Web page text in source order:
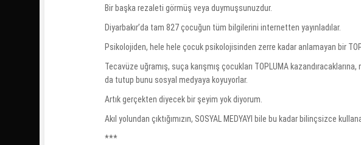
Bir başka rezaleti görmüş veya duymuşsunuzdur.
Diyarbakır’da tam 827 çocuğun tüm bilgilerini internetten yayınladılar.
Psikolojiden, hele hele çocuk psikolojisinden zerre kadar anlamayan bir
Tecavüze uğramış, suça karışmış çocukları TOPLUMA
da tutup bunu sosyal medyaya koyuyorlar.
Artık gerçekten diyecek bir şeyim yok diyorum.
Akıl yolundan çıktığımızın, SOSYAL MEDYAYI bile bu kadar bilinçsizce
***